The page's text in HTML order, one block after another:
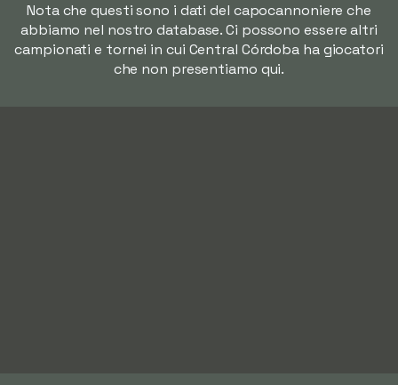
Nota che questi sono i dati del capocannoniere che
abbiamo nel nostro database. Ci possono essere altri
campionati e tornei in cui Central Córdoba ha giocatori
che non presentiamo qui.